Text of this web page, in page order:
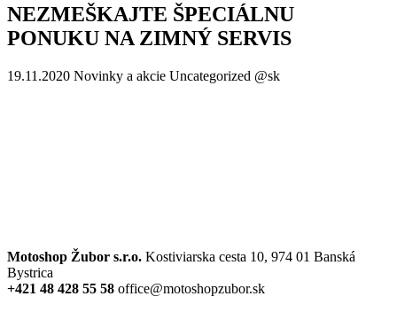
NEZMEŠKAJTE ŠPECIÁLNU
PONUKU NA ZIMNÝ SERVIS
19.11.2020 Novinky a akcie Uncategorized @sk
Motoshop Žubor s.r.o. Kostiviarska cesta 10, 974 01 Banská
Bystrica
+421 48 428 55 58 office@motoshopzubor.sk